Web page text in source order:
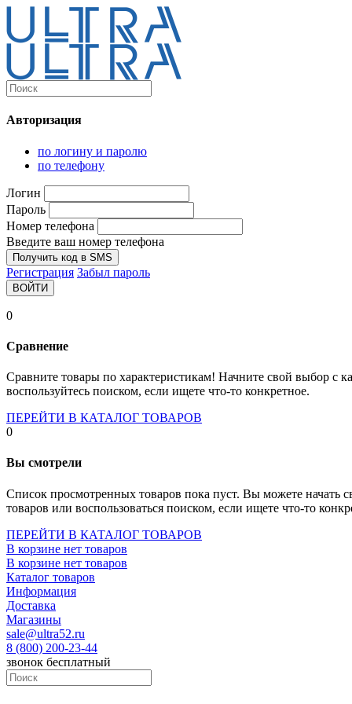
Каталог
Компьютеры и комплектующие
Персональные компьютеры
Моноблоки
Мониторы
Комплектующие
Socket-2066
Socket-775
Socket-fm2
Socket-am4
Socket- intel s1151
Socket- intel s2066
Socket- intel s1700
Авторизация
по логину и паролю
по телефону
Логин
Пароль
Номер телефона
Введите ваш номер телефона
Получить код в SMS
Регистрация Забыл пароль
ВОЙТИ
0
Сравнение
Сравните товары по характеристикам! Начните свой выбор с
воспользуйтесь поиском, если ищете что-то конкретное.
ПЕРЕЙТИ В КАТАЛОГ ТОВАРОВ
0
Вы смотрели
Список просмотренных товаров пока пуст. Вы можете начать
товаров или воспользоваться поиском, если ищете что-то
ПЕРЕЙТИ В КАТАЛОГ ТОВАРОВ
В корзине нет товаров
В корзине нет товаров
Каталог товаров
Информация
Доставка
Магазины
sale@ultra52.ru
8 (800) 200-23-44
звонок бесплатный